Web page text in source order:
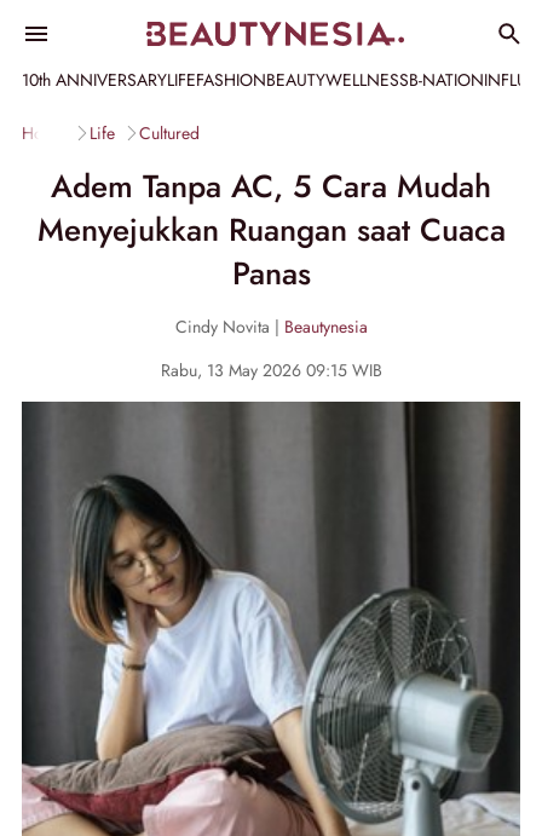
10th ANNIVERSARYLIFEFASHIONBEAUTYWELLNESSB-NATION
Home Life Cultured
Adem Tanpa AC, 5 Cara Mudah
Menyejukkan Ruangan saat Cuaca
Panas
Cindy Novita | Beautynesia
Rabu, 13 May 2026 09:15 WIB